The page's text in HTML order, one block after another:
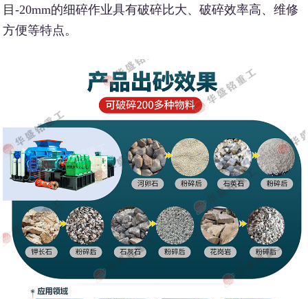
目-20mm的细碎作业具有破碎比大、破碎效率高、维修
方便等特点。